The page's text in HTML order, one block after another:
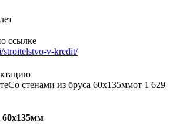
ссылке
stroitelstvo-v-kredit/
Со стенами из бруса 60х135ммот 1 629
60х135мм